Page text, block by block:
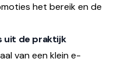
het bereik en de
uit de praktijk
van een klein e-